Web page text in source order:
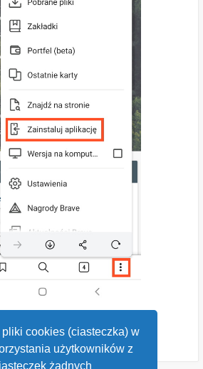
cookies (ciasteczka) w
użytkowników z
żadnych